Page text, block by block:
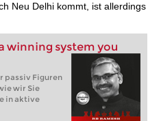
Neu Delhi kommt, ist allerdings
winning system you
passiv Figuren
wir Sie
in aktive